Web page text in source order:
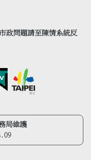
政問題請至陳情系統反
局維護